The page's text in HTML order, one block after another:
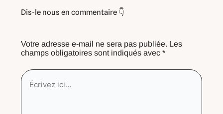
Votre adresse e-mail ne sera pas publiée. Les
champs obligatoires sont indiqués avec*
Écrivez
ici…